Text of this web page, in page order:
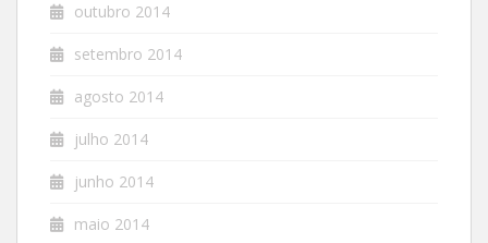
outubro 2014
setembro 2014
agosto 2014
julho 2014
junho 2014
maio 2014